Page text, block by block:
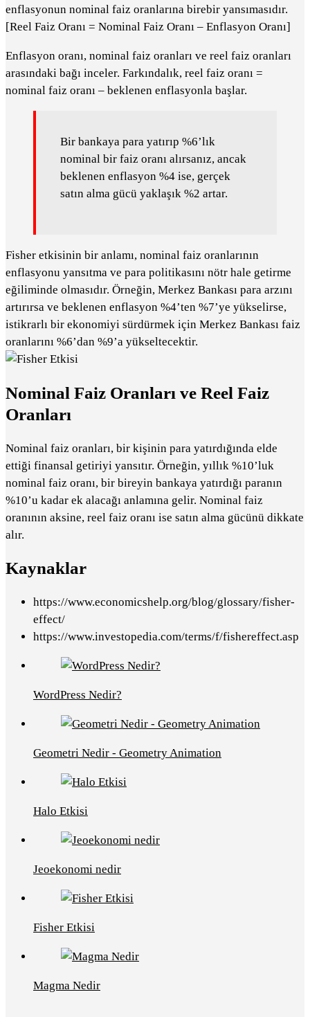
enflasyonun nominal faiz oranlarına birebir yansımasıdır.
[Reel Faiz Oranı = Nominal Faiz Oranı – Enflasyon Oranı]
Enflasyon oranı, nominal faiz oranları ve reel faiz oranları
arasındaki bağı inceler. Farkındalık, reel faiz oranı =
nominal faiz oranı – beklenen enflasyonla başlar.
Bir bankaya para yatırıp %6’lık
nominal bir faiz oranı alırsanız, ancak
beklenen enflasyon %4 ise, gerçek
satın alma gücü yaklaşık %2 artar.
Fisher etkisinin bir anlamı, nominal faiz oranlarının
enflasyonu yansıtma ve para politikasını nötr hale getirme
eğiliminde olmasıdır. Örneğin, Merkez Bankası para arzını
artırırsa ve beklenen enflasyon %4’ten %7’ye yükselirse,
istikrarlı bir ekonomiyi sürdürmek için Merkez Bankası faiz
oranlarını %6’dan %9’a yükseltecektir.
Nominal Faiz Oranları ve Reel Faiz
Oranları
Nominal faiz oranları, bir kişinin para yatırdığında elde
ettiği finansal getiriyi yansıtır. Örneğin, yıllık %10’luk
nominal faiz oranı, bir bireyin bankaya yatırdığı paranın
%10’u kadar ek alacağı anlamına gelir. Nominal faiz
oranının aksine, reel faiz oranı ise satın alma gücünü dikkate
alır.
Kaynaklar
https://www.economicshelp.org/blog/glossary/fisher-
effect/
https://www.investopedia.com/terms/f/fishereffect.asp
WordPress Nedir?
Geometri Nedir - Geometry Animation
Halo Etkisi
Jeoekonomi nedir
Fisher Etkisi
Magma Nedir